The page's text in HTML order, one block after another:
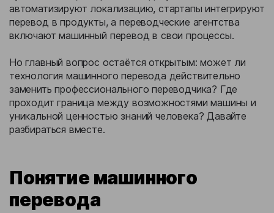
автоматизируют локализацию, стартапы интегрируют
перевод в продукты, а переводческие агентства
включают машинный перевод в свои процессы.
Но главный вопрос остаётся открытым: может ли
технология машинного перевода действительно
заменить профессионального переводчика? Где
проходит граница между возможностями машины и
уникальной ценностью знаний человека? Давайте
разбираться вместе.
Понятие машинного
перевода